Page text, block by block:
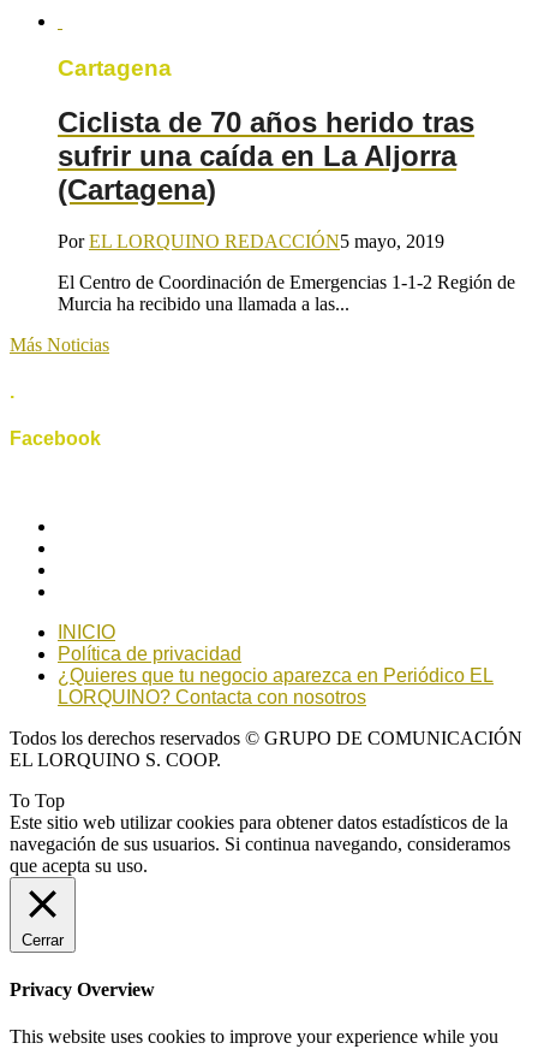
Cartagena
Ciclista de 70 años herido tras
sufrir una caída en La Aljorra
(Cartagena)
PorEL LORQUINO REDACCIÓN5 mayo, 2019
El Centro de Coordinación de Emergencias 1-1-2 Región de
Murcia ha recibido una llamada a las...
Más Noticias
.
Facebook
INICIO
Política de privacidad
¿Quieres que tu negocio aparezca en Periódico EL
LORQUINO? Contacta con nosotros
Todos los derechos reservados © GRUPO DE COMUNICACIÓN
EL LORQUINO S. COOP.
To Top
Este sitio web utilizar cookies para obtener datos estadísticos de la
navegación de sus usuarios. Si continua navegando, consideramos
que acepta su uso.
Cerrar
Privacy Overview
This website uses cookies to improve your experience while you